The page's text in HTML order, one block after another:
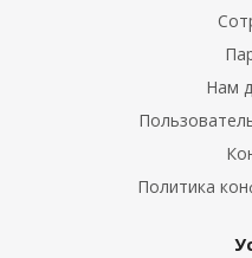
Нам
Политика